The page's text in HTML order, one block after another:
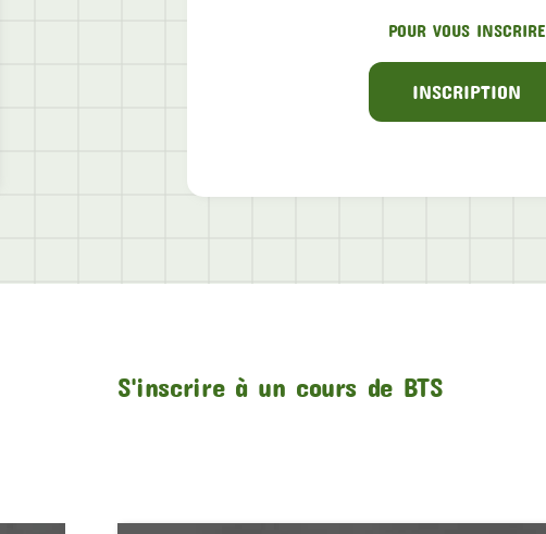
POUR VOUS INSCRIRE
INSCRIPTION
S'inscrire à un cours de BTS